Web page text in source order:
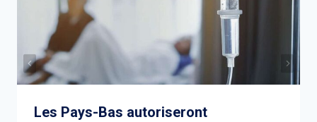
Les Pays-Bas autoriseront